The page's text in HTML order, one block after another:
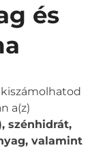
és
a(z)
szénhidrát,
valamint